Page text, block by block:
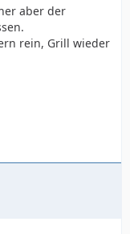
aber der
rein, Grill wieder